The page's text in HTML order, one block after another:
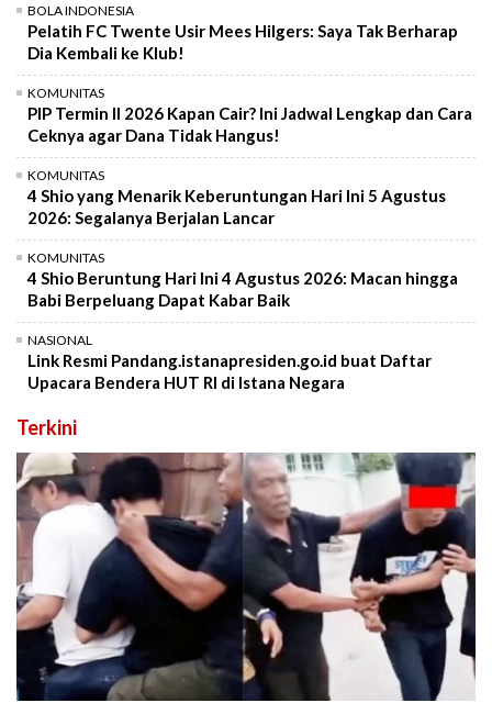
BOLA INDONESIA
Pelatih FC Twente Usir Mees Hilgers: Saya Tak Berharap
Dia Kembali ke Klub!
KOMUNITAS
PIP Termin II 2026 Kapan Cair? Ini Jadwal Lengkap dan Cara
Ceknya agar Dana Tidak Hangus!
KOMUNITAS
4 Shio yang Menarik Keberuntungan Hari Ini 5 Agustus
2026: Segalanya Berjalan Lancar
KOMUNITAS
4 Shio Beruntung Hari Ini 4 Agustus 2026: Macan hingga
Babi Berpeluang Dapat Kabar Baik
NASIONAL
Link Resmi Pandang.istanapresiden.go.id buat Daftar
Upacara Bendera HUT RI di Istana Negara
Terkini